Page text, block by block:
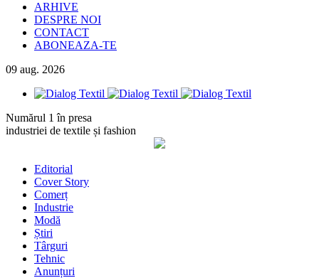
ARHIVE
DESPRE NOI
CONTACT
ABONEAZA-TE
09 aug. 2026
Numărul 1 în presa
industriei de textile și fashion
Editorial
Cover Story
Comerț
Industrie
Modă
Știri
Târguri
Tehnic
Anunțuri